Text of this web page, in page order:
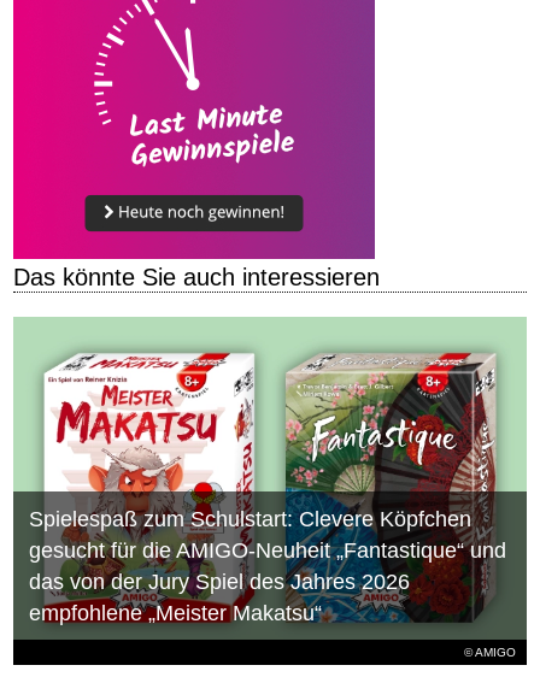
Das könnte Sie auch interessieren
© AMIGO
Spielespaß zum Schulstart: Clevere Köpfchen
gesucht für die AMIGO-Neuheit „Fantastique“ und
das von der Jury Spiel des Jahres 2026
empfohlene „Meister Makatsu“